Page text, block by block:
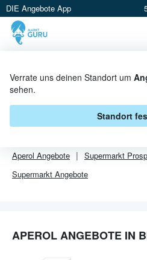
DIE Angebote App
Verrate uns deinen Standort um
sehen.
Standort
APEROL
VonAperolsind in Berlin leider
Aperol Angebote Supermarkt
Supermarkt Angebote
APEROL ANGEBOTE IN